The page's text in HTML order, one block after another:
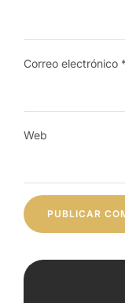
Correo electrónico *
Web